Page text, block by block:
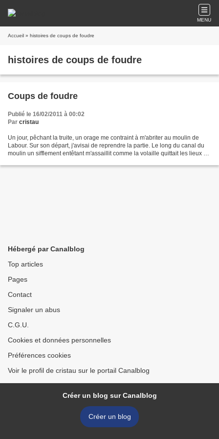
MENU
Accueil » histoires de coups de foudre
histoires de coups de foudre
Coups de foudre
Publié le 16/02/2011 à 00:02
Par cristau
Un jour, pêchant la truite, un orage me contraint à m'abriter au moulin de
Labour. Sur son départ, j'avisai de reprendre la partie. Le long du canal du
moulin un sifflement entêtant m'assaillit comme la volaille quittait les lieux à
Hébergé par Canalblog
Top articles
Pages
Contact
Signaler un abus
C.G.U.
Cookies et données personnelles
Préférences cookies
Voir le profil de cristau sur le portail Canalblog
Créer un blog sur Canalblog
Créer un blog